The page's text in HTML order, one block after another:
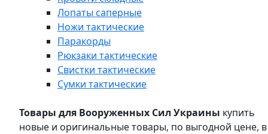
Лопаты саперные
Ножи тактические
Паракорды
Рюкзаки тактические
Свистки тактические
Сумки тактические
Товары для Вооруженных Сил Украины купить
новые и оригинальные товары, по выгодной цене, в